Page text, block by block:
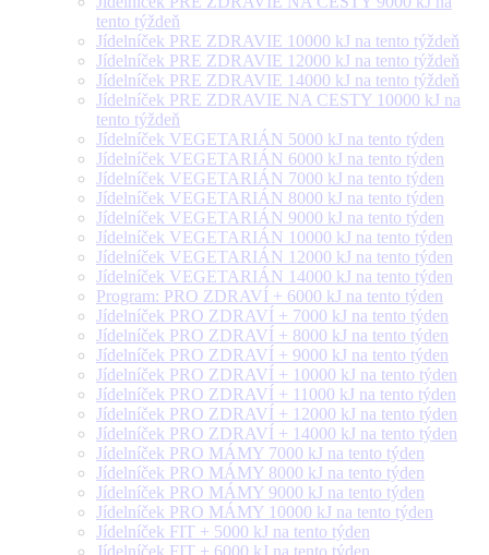
tento týždeň
Jídelníček PRE ZDRAVIE 10000 kJ na tento týždeň
Jídelníček PRE ZDRAVIE 12000 kJ na tento týždeň
Jídelníček PRE ZDRAVIE 14000 kJ na tento týždeň
Jídelníček PRE ZDRAVIE NA CESTY 10000 kJ na
tento týždeň
Jídelníček VEGETARIÁN 5000 kJ na tento týden
Jídelníček VEGETARIÁN 6000 kJ na tento týden
Jídelníček VEGETARIÁN 7000 kJ na tento týden
Jídelníček VEGETARIÁN 8000 kJ na tento týden
Jídelníček VEGETARIÁN 9000 kJ na tento týden
Jídelníček VEGETARIÁN 10000 kJ na tento týden
Jídelníček VEGETARIÁN 12000 kJ na tento týden
Jídelníček VEGETARIÁN 14000 kJ na tento týden
Program: PRO ZDRAVÍ + 6000 kJ na tento týden
Jídelníček PRO ZDRAVÍ + 7000 kJ na tento týden
Jídelníček PRO ZDRAVÍ + 8000 kJ na tento týden
Jídelníček PRO ZDRAVÍ + 9000 kJ na tento týden
Jídelníček PRO ZDRAVÍ + 10000 kJ na tento týden
Jídelníček PRO ZDRAVÍ + 11000 kJ na tento týden
Jídelníček PRO ZDRAVÍ + 12000 kJ na tento týden
Jídelníček PRO ZDRAVÍ + 14000 kJ na tento týden
Jídelníček PRO MÁMY 7000 kJ na tento týden
Jídelníček PRO MÁMY 8000 kJ na tento týden
Jídelníček PRO MÁMY 9000 kJ na tento týden
Jídelníček PRO MÁMY 10000 kJ na tento týden
Jídelníček FIT + 5000 kJ na tento týden
Jídelníček FIT + 6000 kJ na tento týden